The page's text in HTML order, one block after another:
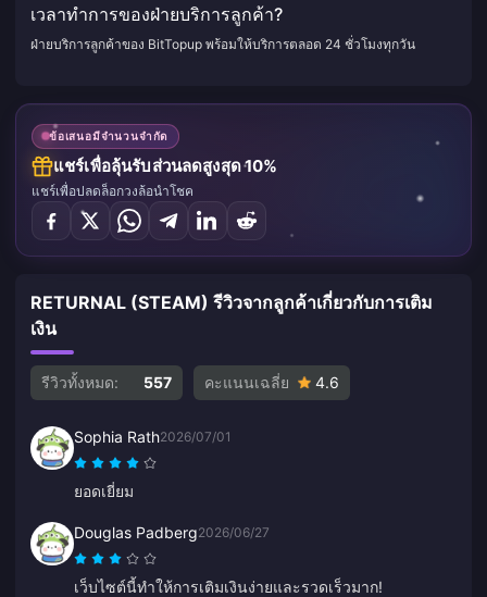
เวลาทำการของฝ่ายบริการลูกค้า?
ฝ่ายบริการลูกค้าของ BitTopup พร้อมให้บริการตลอด 24 ชั่วโมงทุกวัน
ข้อเสนอมีจำนวนจำกัด
แชร์เพื่อลุ้นรับส่วนลดสูงสุด 10%
แชร์เพื่อปลดล็อกวงล้อนำโชค
RETURNAL (STEAM) รีวิวจากลูกค้าเกี่ยวกับการเติม
เงิน
รีวิวทั้งหมด: 557 คะแนนเฉลี่ย 4.6
Sophia Rath2026/07/01
ยอดเยี่ยม
Douglas Padberg2026/06/27
เว็บไซต์นี้ทำให้การเติมเงินง่ายและรวดเร็วมาก!